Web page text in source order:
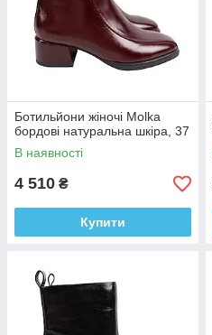
Ботильйони жіночі Molka
бордові натуральна шкіра, 37
В наявності
4 510 ₴
Купити